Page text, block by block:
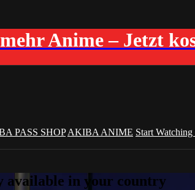
Anime – Jetzt
PASS SHOP AKIBA ANIME Start Watching
available in your country